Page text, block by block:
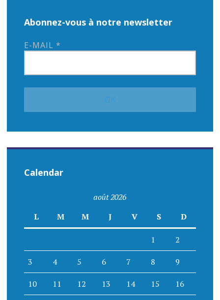
Abonnez-vous à notre newsletter
E-MAIL *
Calendar
août 2026
L
M M J V S D
1 2
3 4 5 6 7 8 9
10 11 12 13 14 15 16